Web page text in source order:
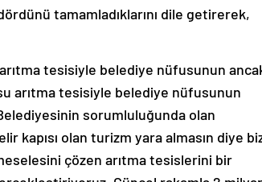
arıtma tesisiyle belediye nüfusunun
sorumluluğunda olan
olan turizm yara almasın diye biz
çözen arıtma tesislerini bir
Güncel rakamla 2 milyar